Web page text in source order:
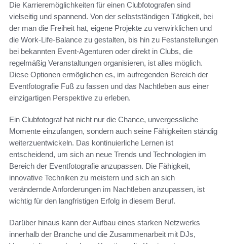
Die Karrieremöglichkeiten für einen Clubfotografen sind
vielseitig und spannend. Von der selbstständigen Tätigkeit, bei
der man die Freiheit hat, eigene Projekte zu verwirklichen und
die Work-Life-Balance zu gestalten, bis hin zu Festanstellungen
bei bekannten Event-Agenturen oder direkt in Clubs, die
regelmäßig Veranstaltungen organisieren, ist alles möglich.
Diese Optionen ermöglichen es, im aufregenden Bereich der
Eventfotografie Fuß zu fassen und das Nachtleben aus einer
einzigartigen Perspektive zu erleben.
Ein Clubfotograf hat nicht nur die Chance, unvergessliche
Momente einzufangen, sondern auch seine Fähigkeiten ständig
weiterzuentwickeln. Das kontinuierliche Lernen ist
entscheidend, um sich an neue Trends und Technologien im
Bereich der Eventfotografie anzupassen. Die Fähigkeit,
innovative Techniken zu meistern und sich an sich
verändernde Anforderungen im Nachtleben anzupassen, ist
wichtig für den langfristigen Erfolg in diesem Beruf.
Darüber hinaus kann der Aufbau eines starken Netzwerks
innerhalb der Branche und die Zusammenarbeit mit DJs,